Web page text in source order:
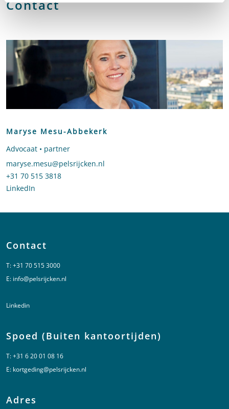
Contact
Maryse Mesu-Abbekerk
Advocaat • partner
Stuur een e-mail naar Maryse Mesu-Abbekerk
maryse.mesu@pelsrijcken.nl
Bel naar Maryse Mesu-Abbekerk
+31 70 515 3818
LinkedIn
Contact
T:+31 70 515 3000
E: info@pelsrijcken.nl
Linkedin
Spoed (Buiten kantoortijden)
T:+31 6 20 01 08 16
E: kortgeding@pelsrijcken.nl
Adres